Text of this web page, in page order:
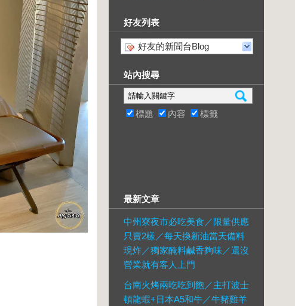
好友列表
好友的新聞台Blog
站內搜尋
標題 內容 標籤
最新文章
中州寮夜市必吃美食／限量供應
只賣2樣／每天換新油當天備料
現炸／獨家醃料鹹香夠味／還沒
營業就有客人上門
台南火烤兩吃吃到飽／主打波士
頓龍蝦+日本A5和牛／牛豬雞羊